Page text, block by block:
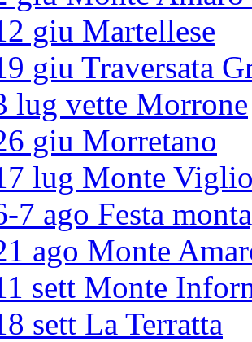
giu Martellese
giu Traversata
lug vette Morrone
giu Morretano
lug Monte
7 ago Festa
ago Monte
sett Monte
sett La Terratta